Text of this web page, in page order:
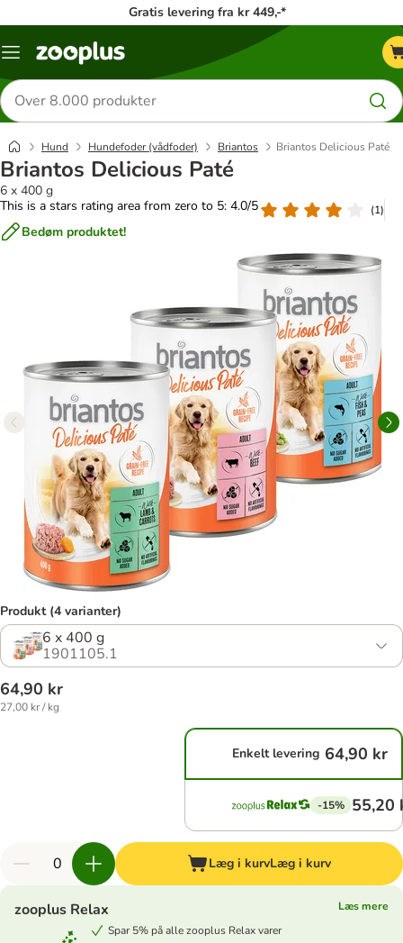
Gratis levering fra kr 449,-*
Menu
Søg
efter
produkter
Hund Hundefoder (vådfoder) Briantos Briantos Delicious Paté
Briantos Delicious Paté
6 x 400 g
This is a stars rating area from zero to 5: 4.0/5
(1)
Bedøm produktet!
Produkt (4 varianter)
6 x 400 g
1901105.1
64,90 kr
27,00 kr / kg
Enkelt levering 64,90 kr
-15% 55,20
Læg i kurvLæg i kurv
zooplus Relax
Læs mere
Spar 5% på alle zooplus Relax varer